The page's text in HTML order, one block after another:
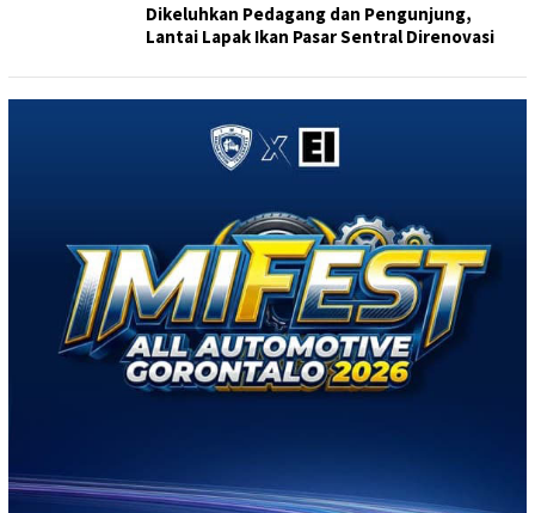
Dikeluhkan Pedagang dan Pengunjung,
Lantai Lapak Ikan Pasar Sentral Direnovasi